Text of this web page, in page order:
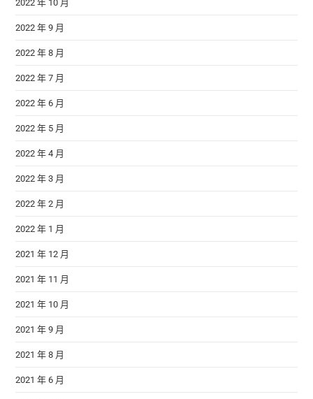
2022 年 10 月
2022 年 9 月
2022 年 8 月
2022 年 7 月
2022 年 6 月
2022 年 5 月
2022 年 4 月
2022 年 3 月
2022 年 2 月
2022 年 1 月
2021 年 12 月
2021 年 11 月
2021 年 10 月
2021 年 9 月
2021 年 8 月
2021 年 6 月